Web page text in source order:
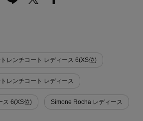
レンチコート レディース 6(XS位)
レンチコート レディース
ス 6(XS位) Simone Rocha レディース